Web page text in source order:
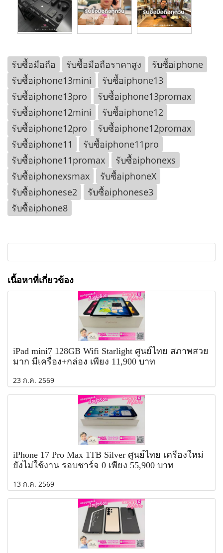
รับซื้อมือถือ รับซื้อมือถือราคาสูง
รับซื้อiphone
รับซื้อiphone13mini
รับซื้อiphone13
รับซื้อiphone13pro
รับซื้อiphone13promax
รับซื้อiphone12mini
รับซื้อiphone12
รับซื้อiphone12pro
รับซื้อiphone12promax
รับซื้อiphone11
รับซื้อiphone11pro
รับซื้อiphone11promax
รับซื้อiphonexs
รับซื้อiphonexsmax
รับซื้อiphoneX
รับซื้อiphonese2
รับซื้อiphonese3
รับซื้อiphone8
เนื้อหาที่เกี่ยวข้อง
iPad mini7 128GB Wifi Starlight ศูนย์ไทย สภาพสวย
มาก มีเครื่อง+กล่อง เพียง 11,900 บาท
23 ก.ค. 2569
iPhone 17 Pro Max 1TB Silver ศูนย์ไทย เครื่องใหม่
ยังไม่ใช้งาน รอบชาร์จ 0 เพียง 55,900 บาท
13 ก.ค. 2569